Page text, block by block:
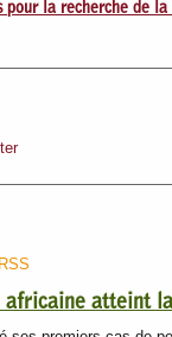
pour la recherche de
africaine atteint